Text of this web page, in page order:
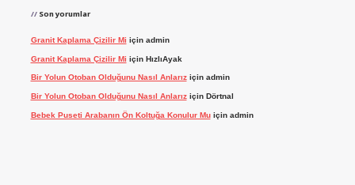
Son yorumlar
Granit Kaplama Çizilir Mi için admin
Granit Kaplama Çizilir Mi için HızlıAyak
Bir Yolun Otoban Olduğunu Nasıl Anlarıziçin admin
Bir Yolun Otoban Olduğunu Nasıl Anlarıziçin Dörtnal
Bebek Puseti Arabanın Ön Koltuğa Konulur Muiçin admin